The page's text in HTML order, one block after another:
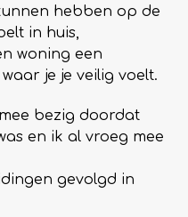
hebben op de
in huis,
woning een
je je veilig voelt.
bezig doordat
en ik al vroeg mee
gevolgd in